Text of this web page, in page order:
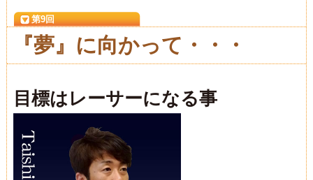
第9回
『夢』に向かって・・・
目標はレーサーになる事